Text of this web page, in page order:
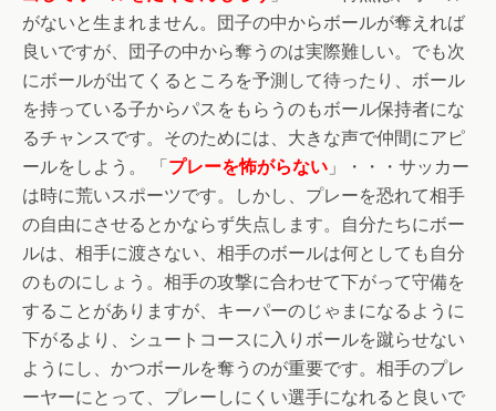
がないと生まれません。団子の中からボールが奪えれば
良いですが、団子の中から奪うのは実際難しい。でも次
にボールが出てくるところを予測して待ったり、ボール
を持っている子からパスをもらうのもボール保持者にな
るチャンスです。そのためには、大きな声で仲間にアピ
ールをしよう。 「プレーを怖がらない 」・・・サッカー
は時に荒いスポーツです。しかし、プレーを恐れて相手
の自由にさせるとかならず失点します。自分たちにボー
ルは、相手に渡さない、相手のボールは何としても自分
のものにしょう。相手の攻撃に合わせて下がって守備を
することがありますが、キーパーのじゃまになるように
下がるより、シュートコースに入りボールを蹴らせない
ようにし、かつボールを奪うのが重要です。相手のプレ
ーヤーにとって、プレーしにくい選手になれると良いで